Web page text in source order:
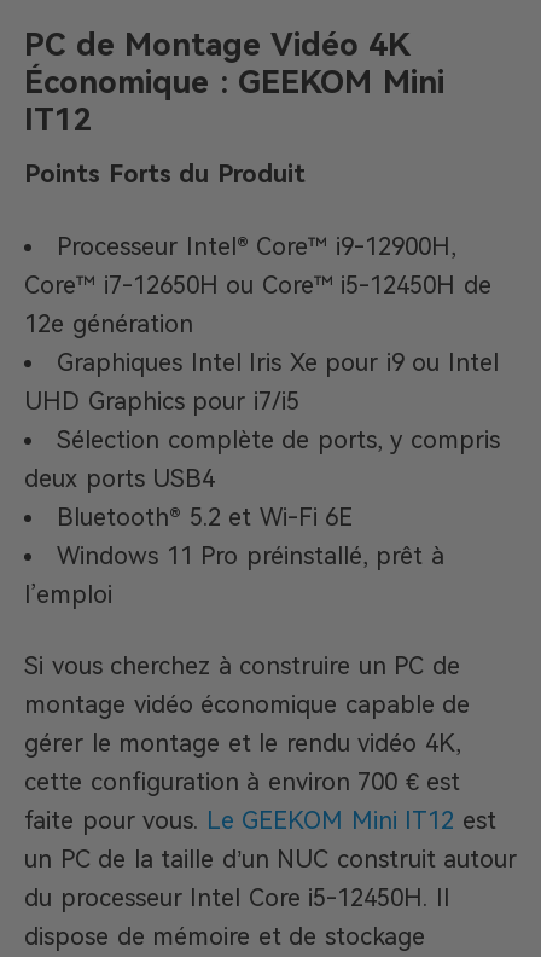
PC de Montage Vidéo 4K
Économique : GEEKOM Mini
IT12
Points Forts du Produit
Processeur Intel® Core™ i9-12900H,
Core™ i7-12650H ou Core™ i5-12450H de
12e génération
Graphiques Intel Iris Xe pour i9 ou Intel
UHD Graphics pour i7/i5
Sélection complète de ports, y compris
deux ports USB4
Bluetooth® 5.2 et Wi-Fi 6E
Windows 11 Pro préinstallé, prêt à
l’emploi
Si vous cherchez à construire un PC de
montage vidéo économique capable de
gérer le montage et le rendu vidéo 4K,
cette configuration à environ 700 € est
faite pour vous. Le GEEKOM Mini IT12 est
un PC de la taille d’un NUC construit autour
du processeur Intel Core i5-12450H. Il
dispose de mémoire et de stockage